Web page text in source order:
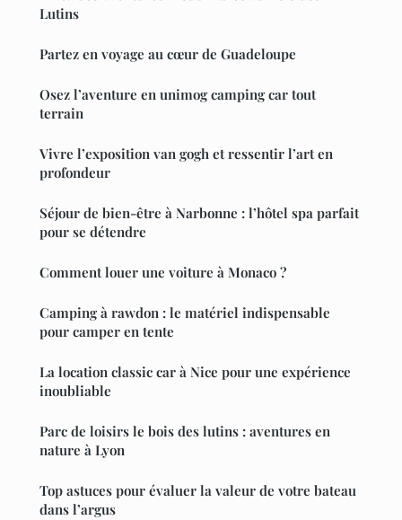
Lutins
Partez en voyage au cœur de Guadeloupe
Osez l’aventure en unimog camping car tout
terrain
Vivre l’exposition van gogh et ressentir l’art en
profondeur
Séjour de bien-être à Narbonne : l’hôtel spa parfait
pour se détendre
Comment louer une voiture à Monaco ?
Camping à rawdon : le matériel indispensable
pour camper en tente
La location classic car à Nice pour une expérience
inoubliable
Parc de loisirs le bois des lutins : aventures en
nature à Lyon
Top astuces pour évaluer la valeur de votre bateau
dans l’argus